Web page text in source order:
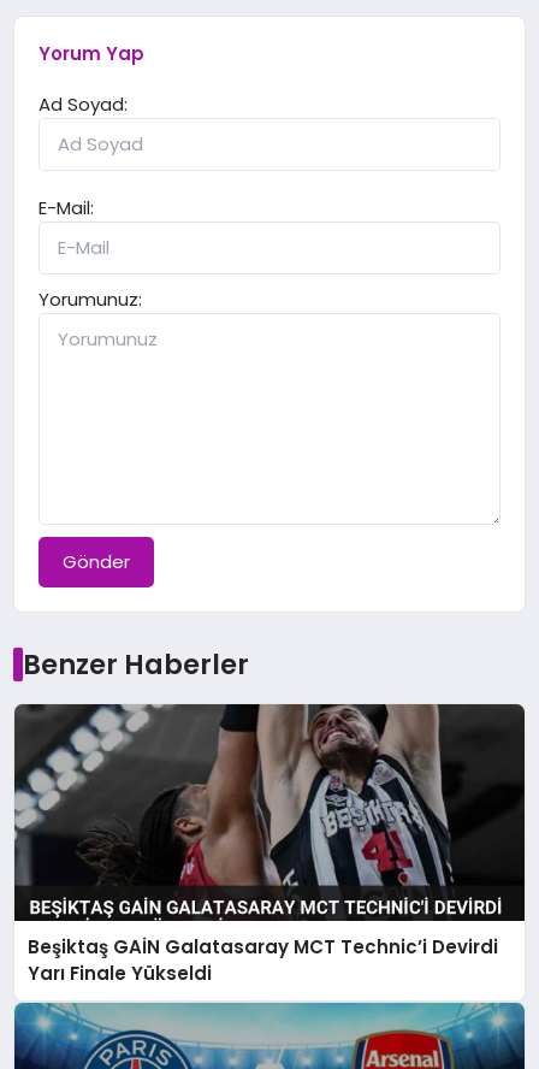
Yorum Yap
Ad Soyad:
E-Mail:
Yorumunuz:
Gönder
Benzer Haberler
Beşiktaş GAİN Galatasaray MCT Technic’i Devirdi
Yarı Finale Yükseldi